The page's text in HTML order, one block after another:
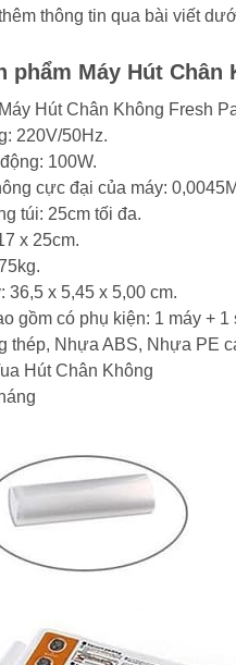
thông tin qua bài viết
phẩm Máy Hút Chân
Hút Chân Không Fresh
220V/50Hz.
100W.
cực đại của máy:
túi: 25cm tối đa.
x 25cm.
36,5 x 5,45 x 5,00 cm.
gồm có phụ kiện: 1 máy +
thép, Nhựa ABS, Nhựa PE
Hút Chân Không